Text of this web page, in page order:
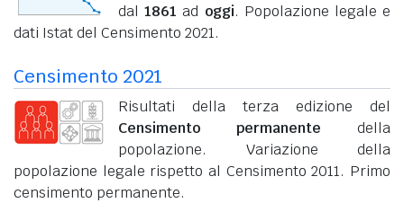
dal1861 ad oggi. Popolazione legale e
dati Istat del Censimento 2021.
Censimento 2021
Risultati della terza edizione del
Censimento permanente della
popolazione. Variazione della
popolazione legale rispetto al Censimento 2011. Primo
censimento permanente.